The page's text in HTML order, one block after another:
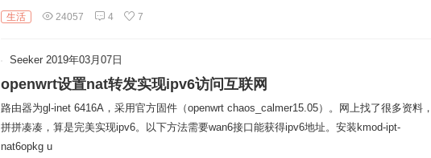
生活 24057 4 7
Seeker 2019年03月07日
openwrt设置nat转发实现ipv6访问互联网
路由器为gl-inet 6416A，采用官方固件（openwrt chaos_calmer15.05）。网上找了很多资料，
拼拼凑凑，算是完美实现ipv6。以下方法需要wan6接口能获得ipv6地址。安装kmod-ipt-
nat6opkg u